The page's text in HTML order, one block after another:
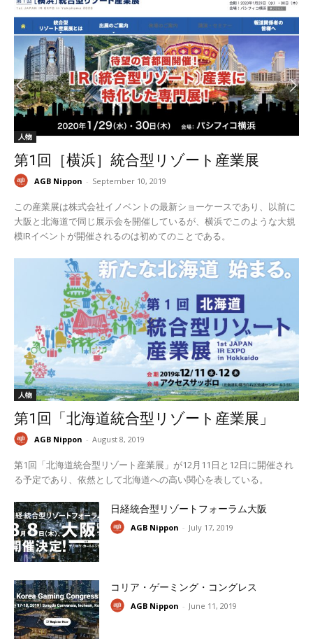
人物
第1回［横浜］統合型リゾート産業展
AGB Nippon - September 10, 2019
この産業展は株式会社イノベントの最新ショーケースであり、以前に
大阪と北海道で同じ展示会を開催しているが、横浜でこのような大規
模IRイベントが開催されるのは初めてのことである。
人物
第1回「北海道統合型リゾート産業展」
AGB Nippon - August 8, 2019
第1回「北海道統合型リゾート産業展」が12月11日と12日に開催され
る予定であり、依然として北海道への高い関心を表している。
日経統合型リゾートフォーラム大阪
AGB Nippon - July 17, 2019
コリア・ゲーミング・コングレス
AGB Nippon - June 11, 2019